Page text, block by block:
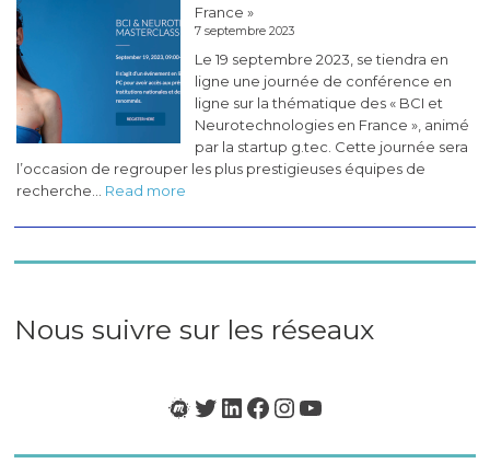
CogLab
#5
(novembre
2023)
France »
7 septembre 2023
Le 19 septembre 2023, se tiendra en
ligne une journée de conférence en
ligne sur la thématique des « BCI et
Neurotechnologies en France », animé
par la startup g.tec. Cette journée sera
l’occasion de regrouper les plus prestigieuses équipes de
recherche… Read more
«
France
Nous suivre sur les réseaux
Meetup
Twitter
LinkedIn
Facebook
Instagram
YouTube